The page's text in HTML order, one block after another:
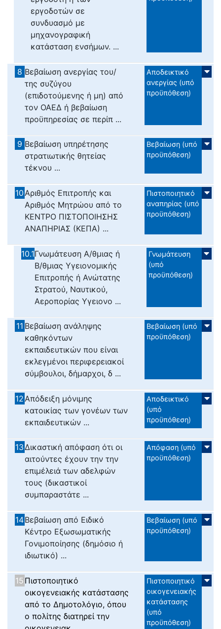
εργοδοτών σε
συνδυασμό με
μηχανογραφική
κατάσταση ενσήμων. ...
8 Βεβαίωση ανεργίας του/
της συζύγου
(επιδοτούμενης ή μη) από
τον ΟΑΕΔ ή βεβαίωση
προϋπηρεσίας σε περίπ ...
Αποδεικτικό
ανεργίας (υπό
προϋπόθεση)
9 Βεβαίωση υπηρέτησης
στρατιωτικής θητείας
τέκνου ...
Βεβαίωση (υπό
προϋπόθεση)
10 Αριθμός Επιτροπής και
Αριθμός Μητρώου από το
ΚΕΝΤΡΟ ΠΙΣΤΟΠΟΙΗΣΗΣ
ΑΝΑΠΗΡΙΑΣ (ΚΕΠΑ) ...
Πιστοποιητικό
αναπηρίας (υπό
προϋπόθεση)
10.1Γνωμάτευση Α/θμιας ή
Β/θμιας Υγειονομικής
Επιτροπής ή Ανώτατης
Στρατού, Ναυτικού,
Αεροπορίας Υγειονο ...
Γνωμάτευση
(υπό
προϋπόθεση)
11 Βεβαίωση ανάληψης
καθηκόντων
εκπαιδευτικών που είναι
εκλεγμένοι περιφερειακοί
σύμβουλοι, δήμαρχοι, δ ...
Βεβαίωση (υπό
προϋπόθεση)
12 Απόδειξη μόνιμης
κατοικίας των γονέων των
εκπαιδευτικών ...
Αποδεικτικό
(υπό
προϋπόθεση)
13Δικαστική απόφαση ότι οι
αιτούντες έχουν την την
επιμέλειά των αδελφών
τους (δικαστικοί
συμπαραστάτε ...
Απόφαση (υπό
προϋπόθεση)
14Βεβαίωση από Ειδικό
Κέντρο Εξωσωματικής
Γονιμοποίησης (δημόσιο ή
ιδιωτικό) ...
Βεβαίωση (υπό
προϋπόθεση)
15 Πιστοποιητικό
οικογενειακής κατάστασης
από το Δημοτολόγιο, όπου
ο πολίτης διατηρεί την
Πιστοποιητικό
οικογενειακής
κατάστασης
(υπό
προϋπόθεση)